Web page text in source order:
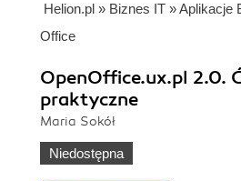
Helion.pl » Biznes IT »Aplikacje
Office
OpenOffice.ux.pl 2.0.
praktyczne
Maria Sokół
Niedostępna